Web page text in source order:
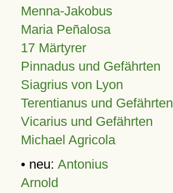
Menna-Jakobus
Maria Peñalosa
17 Märtyrer
Pinnadus und Gefährten
Siagrius von Lyon
Terentianus und Gefährten
Vicarius und Gefährten
Michael Agricola
• neu: Antonius
Arnold